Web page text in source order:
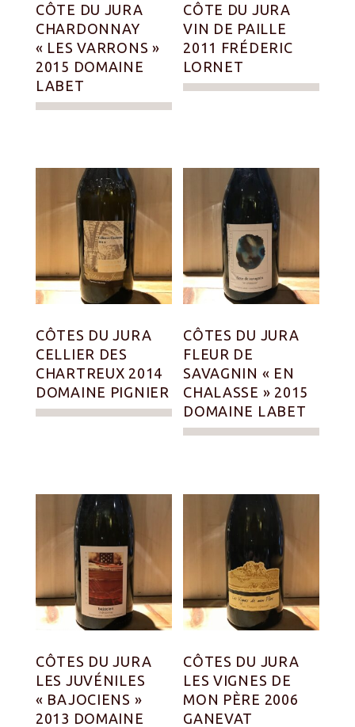
CÔTE DU JURA
CHARDONNAY
« LES VARRONS »
2015 DOMAINE
LABET
CÔTE DU JURA
VIN DE PAILLE
2011 FRÉDERIC
LORNET
CÔTES DU JURA
CELLIER DES
CHARTREUX 2014
DOMAINE PIGNIER
CÔTES DU JURA
FLEUR DE
SAVAGNIN « EN
CHALASSE » 2015
DOMAINE LABET
CÔTES DU JURA
LES JUVÉNILES
« BAJOCIENS »
2013 DOMAINE
CÔTES DU JURA
LES VIGNES DE
MON PÈRE 2006
GANEVAT